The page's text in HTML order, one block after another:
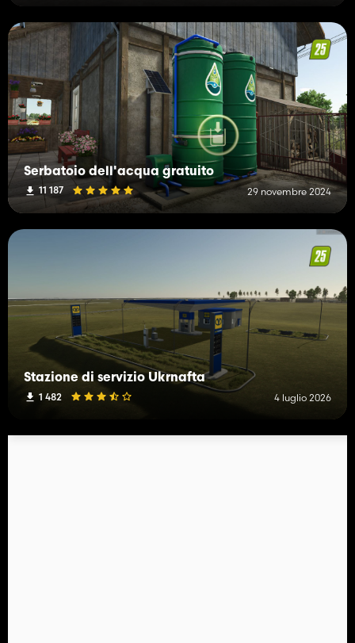
Serbatoio dell'acqua gratuito
11 187 29 novembre 2024
Stazione di servizio Ukrnafta
1 482 4 luglio 2026